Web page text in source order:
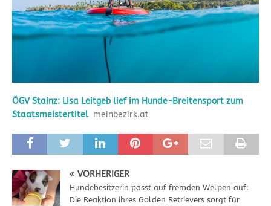
ÖGV Stainz: Lisa Leitgeb lief im Hunde-Breitensport zum
Staatsmeistertitel meinbezirk.at
VORHERIGER
Hundebesitzerin passt auf fremden Welpen auf:
Die Reaktion ihres Golden Retrievers sorgt für